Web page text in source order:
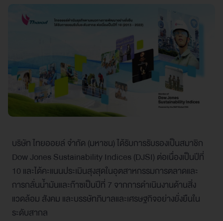
บริษัท ไทยออยล์ จำกัด (มหาชน) ได้รับการรับรองเป็นสมาชิก
Dow Jones Sustainability Indices (DJSI) ต่อเนื่องเป็นปีที่
10 และได้คะแนนประเมินสุงสุดในอุตสาหกรรมการตลาดและ
การกลั่นน้ำมันและก๊าซเป็นปีที่ 7 จากการดำเนินงานด้านสิ่ง
แวดล้อม สังคม และบรรษัทภิบาลและเศรษฐกิจอย่างยั่งยืนใน
ระดับสากล